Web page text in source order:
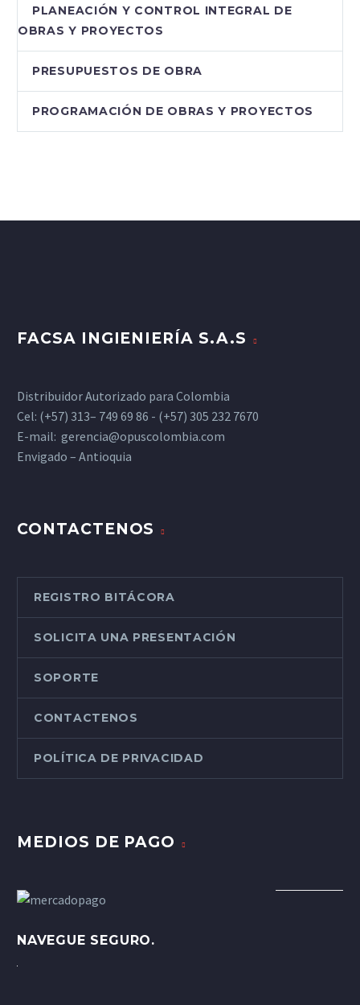
PLANEACIÓN Y CONTROL INTEGRAL DE
OBRAS Y PROYECTOS
PRESUPUESTOS DE OBRA
PROGRAMACIÓN DE OBRAS Y PROYECTOS
FACSA INGIENIERÍA S.A.S
Distribuidor Autorizado para Colombia
Cel: (+57) 313– 749 69 86 - (+57) 305 232 7670
E-mail: gerencia@opuscolombia.com
Envigado – Antioquia
CONTACTENOS
REGISTRO BITÁCORA
SOLICITA UNA PRESENTACIÓN
SOPORTE
CONTACTENOS
POLÍTICA DE PRIVACIDAD
MEDIOS DE PAGO
NAVEGUE SEGURO.